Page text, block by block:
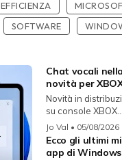
EFFICIENZA
SOFTWARE
Chat vocali
novità per
Novità in
su console XBOX...
Jo Val • 05/08/2026
Ecco gli ultimi
app di